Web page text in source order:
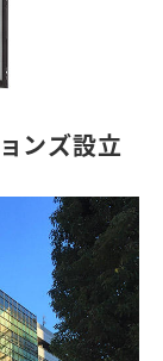
ンズ設立